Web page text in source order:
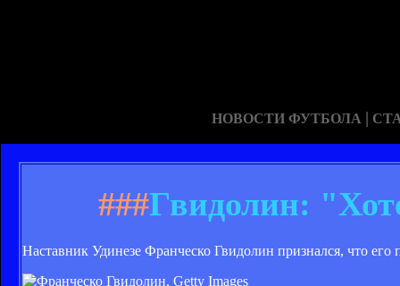
НОВОСТИ ФУТБОЛА |
###Гвидолин:
Наставник Удинезе Франческо Гвидолин признался, что